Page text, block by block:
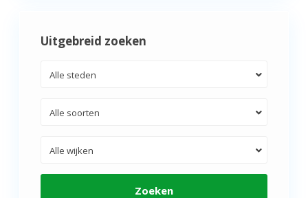
Uitgebreid zoeken
Alle steden
Alle soorten
Alle wijken
Zoeken